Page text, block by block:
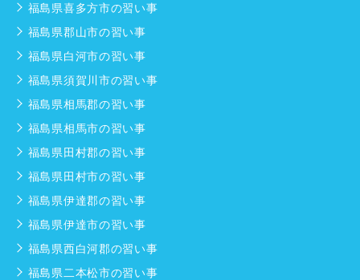
福島県喜多方市の習い事
福島県郡山市の習い事
福島県白河市の習い事
福島県須賀川市の習い事
福島県相馬郡の習い事
福島県相馬市の習い事
福島県田村郡の習い事
福島県田村市の習い事
福島県伊達郡の習い事
福島県伊達市の習い事
福島県西白河郡の習い事
福島県二本松市の習い事